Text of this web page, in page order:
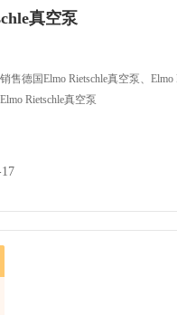
真空泵
售德国Elmo Rietschle真空泵、Elmo
Rietschle真空泵